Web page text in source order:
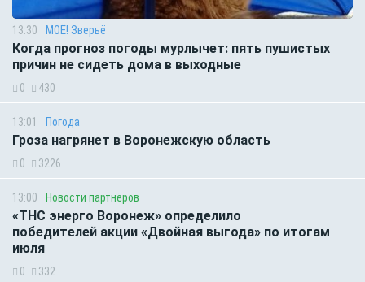
13:30 МОЁ! Зверьё
Когда прогноз погоды мурлычет: пять пушистых
причин не сидеть дома в выходные
0 430
13:01 Погода
Гроза нагрянет в Воронежскую область
0 3226
13:00 Новости партнёров
«ТНС энерго Воронеж» определило
победителей акции «Двойная выгода» по итогам
июля
0 332